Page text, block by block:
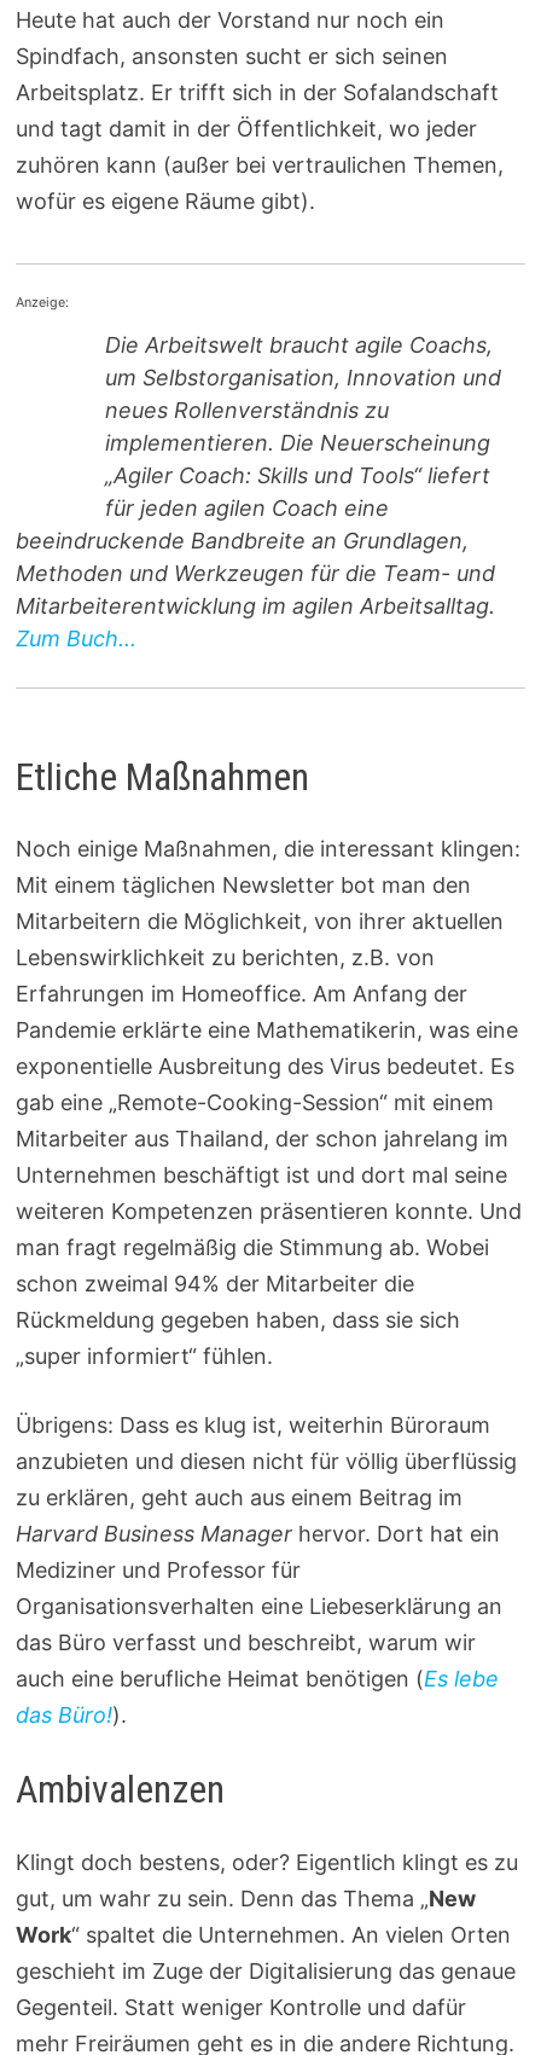
Heute hat auch der Vorstand nur noch ein
Spindfach, ansonsten sucht er sich seinen
Arbeitsplatz. Er trifft sich in der Sofalandschaft
und tagt damit in der Öffentlichkeit, wo jeder
zuhören kann (außer bei vertraulichen Themen,
wofür es eigene Räume gibt).
Anzeige:
Die Arbeitswelt braucht agile Coachs,
um Selbstorganisation, Innovation und
neues Rollenverständnis zu
implementieren. Die Neuerscheinung
„Agiler Coach: Skills und Tools“ liefert
für jeden agilen Coach eine
beeindruckende Bandbreite an Grundlagen,
Methoden und Werkzeugen für die Team- und
Mitarbeiterentwicklung im agilen Arbeitsalltag.
Zum Buch...
Etliche Maßnahmen
Noch einige Maßnahmen, die interessant klingen:
Mit einem täglichen Newsletter bot man den
Mitarbeitern die Möglichkeit, von ihrer aktuellen
Lebenswirklichkeit zu berichten, z.B. von
Erfahrungen im Homeoffice. Am Anfang der
Pandemie erklärte eine Mathematikerin, was eine
exponentielle Ausbreitung des Virus bedeutet. Es
gab eine „Remote-Cooking-Session“ mit einem
Mitarbeiter aus Thailand, der schon jahrelang im
Unternehmen beschäftigt ist und dort mal seine
weiteren Kompetenzen präsentieren konnte. Und
man fragt regelmäßig die Stimmung ab. Wobei
schon zweimal 94% der Mitarbeiter die
Rückmeldung gegeben haben, dass sie sich
„super informiert“ fühlen.
Übrigens: Dass es klug ist, weiterhin Büroraum
anzubieten und diesen nicht für völlig überflüssig
zu erklären, geht auch aus einem Beitrag im
Harvard Business Manager hervor. Dort hat ein
Mediziner und Professor für
Organisationsverhalten eine Liebeserklärung an
das Büro verfasst und beschreibt, warum wir
auch eine berufliche Heimat benötigen (Es lebe
das Büro!).
Ambivalenzen
Klingt doch bestens, oder? Eigentlich klingt es zu
gut, um wahr zu sein. Denn das Thema „New
Work“ spaltet die Unternehmen. An vielen Orten
geschieht im Zuge der Digitalisierung das genaue
Gegenteil. Statt weniger Kontrolle und dafür
mehr Freiräumen geht es in die andere Richtung.